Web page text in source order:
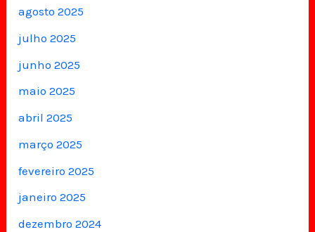
agosto 2025
julho 2025
junho 2025
maio 2025
abril 2025
março 2025
fevereiro 2025
janeiro 2025
dezembro 2024